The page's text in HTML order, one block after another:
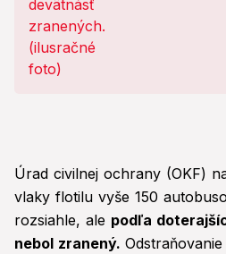
Úrad civilnej ochrany (OKF)
vlaky flotilu vyše 150
rozsiahle, ale podľa
nebol zranený.